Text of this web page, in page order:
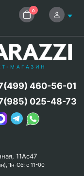
0
МАГАЗИН
11Ас47
Сб: с 11-00
460-56-01
025-48-73